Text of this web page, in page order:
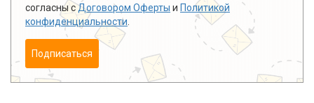
согласны сДоговором Оферты и Политикой
конфиденциальности
Подписаться